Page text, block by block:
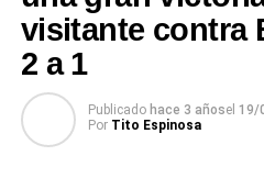
visitante contra
2 a 1
Publicado hace 3 añosel 19/
Por Tito Espinosa